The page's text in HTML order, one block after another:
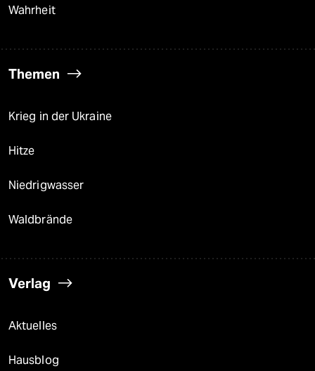
Wahrheit
Themen
Krieg in der Ukraine
Hitze
Niedrigwasser
Waldbrände
Verlag
Aktuelles
Hausblog